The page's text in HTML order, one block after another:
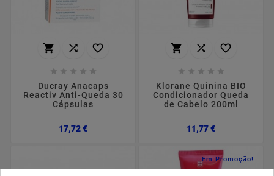
  
    
Ducray Anacaps
Reactiv Anti-Queda 30
Cápsulas
17,72 €Preço
  
    
Klorane Quinina BIO
Condicionador Queda
de Cabelo 200ml
11,77 €Preço
Em Promoção!